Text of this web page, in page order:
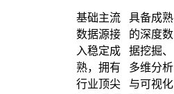
基础主流
数据源接
入稳定成
熟，拥有
行业顶尖
具备成熟
的深度数
据挖掘、
多维分析
与可视化